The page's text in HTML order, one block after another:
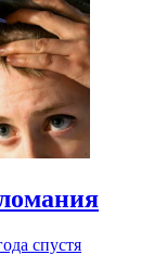
спустя